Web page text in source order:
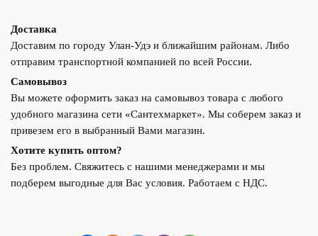
Доставка
Доставим по городу Улан-Удэ и ближайшим районам. Либо
отправим транспортной компанией по всей России.
Самовывоз
Вы можете оформить заказ на самовывоз товара с любого
удобного магазина сети «Сантехмаркет». Мы соберем заказ и
привезем его в выбранный Вами магазин.
Хотите купить оптом?
Без проблем. Свяжитесь с нашими менеджерами и мы
подберем выгодные для Вас условия. Работаем с НДС.